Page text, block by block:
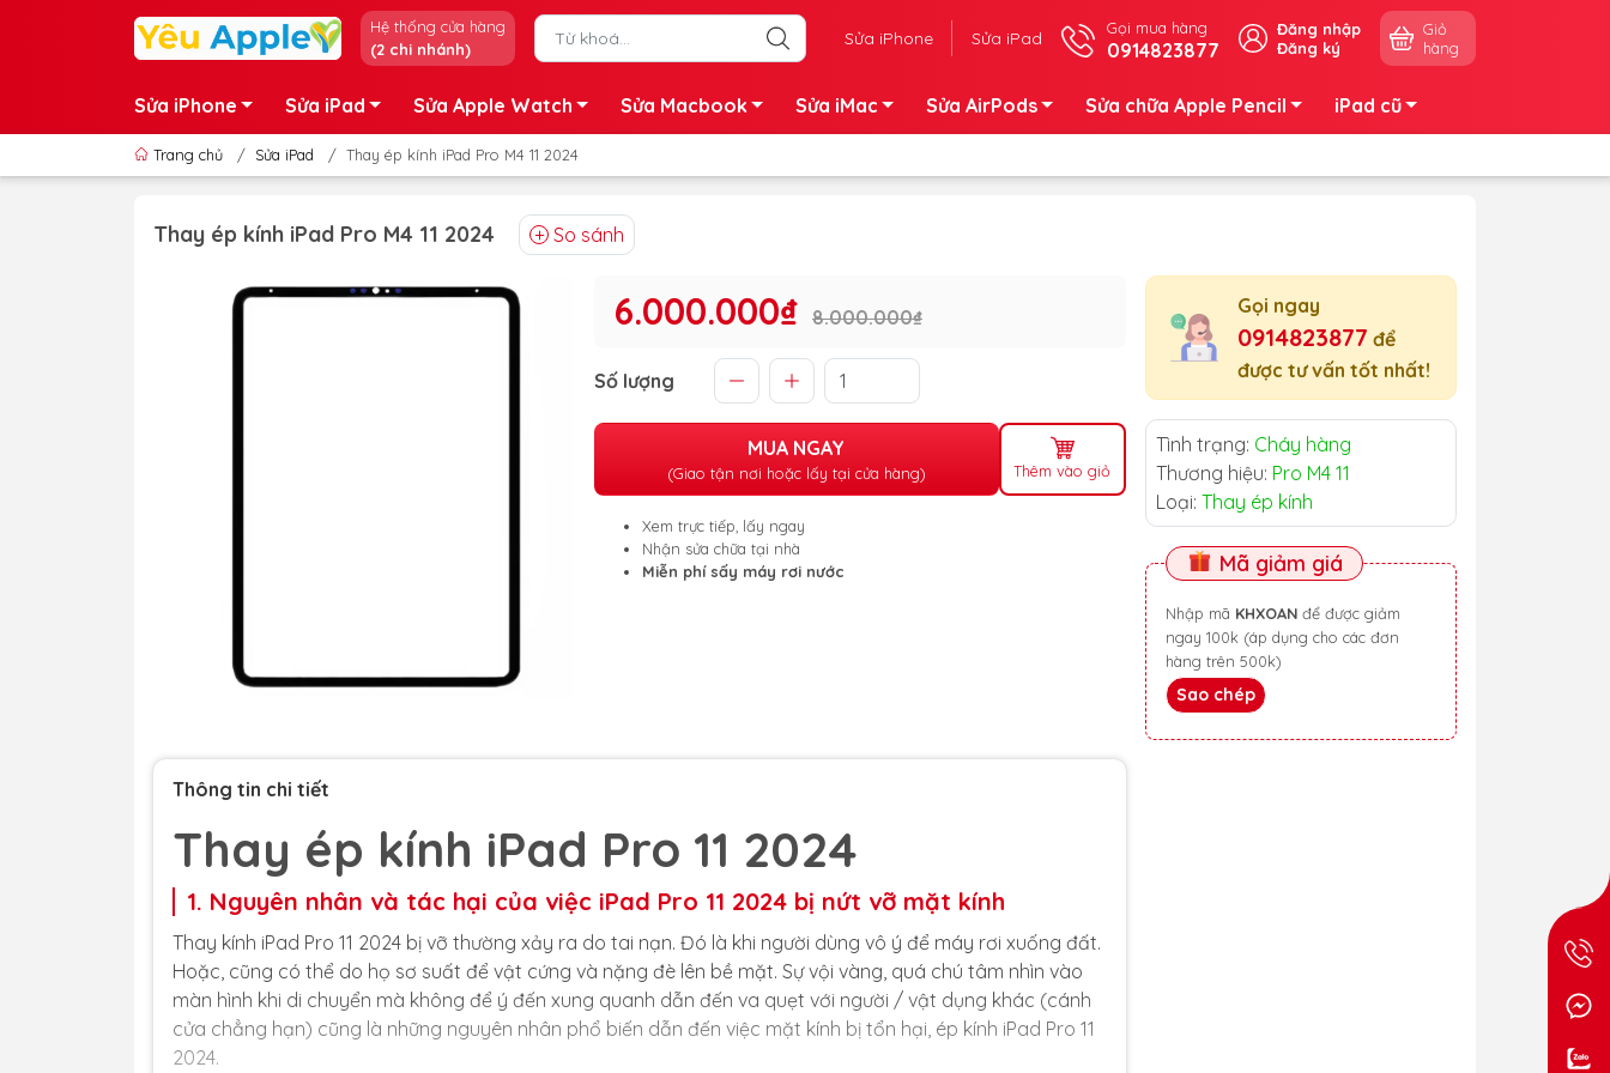
Hệ thống cửa hàng
(2 chi nhánh)
Sửa iPhone Sửa iPad Gọi mua hàng
0914823877
Đăng nhập
Đăng ký
Giỏ
hàng
Sửa iPhone Sửa iPad Sửa Apple Watch Sửa Macbook Sửa iMac Sửa AirPods Sửa chữa Apple Pencil iPad cũ
Trang chủ / Sửa iPad / Thay ép kính iPad Pro M4 11 2024
Thay ép kính iPad Pro M4 11 2024 So sánh
6.000.000₫ 8.000.000₫
Số lượng
MUA NGAY
(Giao tận nơi hoặc lấy tại cửa hàng) Thêm vào giỏ
Xem trực tiếp, lấy ngay
Nhận sửa chữa tại nhà
Miễn phí sấy máy rơi nước
Gọi ngay
0914823877 để
được tư vấn tốt nhất!
Tình trạng: Cháy hàng
Thương hiệu: Pro M4 11
Loại: Thay ép kính
Mã giảm giá
Nhập mã KHXOAN
ngay 100k (áp dụng cho các đơn
hàng trên 500k)
Sao chép
Thông tin chi tiết
Thay ép kính iPad Pro 11 2024
1. Nguyên nhân và tác hại của việc iPad Pro 11 2024 bị nứt vỡ mặt kính
Thay kính iPad Pro 11 2024 bị vỡ thường xảy ra do tai nạn. Đó là khi người dùng vô ý để máy rơi xuống đất.
Hoặc, cũng có thể do họ sơ suất để vật cứng và nặng đè lên bề mặt. Sự vội vàng, quá chú tâm nhìn vào
màn hình khi di chuyển mà không để ý đến xung quanh dẫn đến va quẹt với người / vật dụng khác (cánh
cửa chẳng hạn) cũng là những nguyên nhân phổ biến dẫn đến việc mặt kính bị tổn hại, ép kính iPad Pro 11
2024.